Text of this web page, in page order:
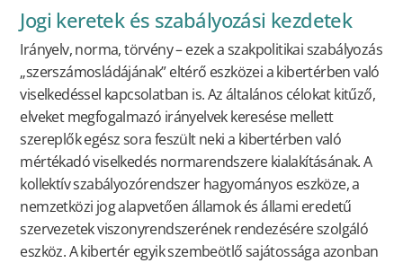
Jogi keretek és szabályozási kezdetek
Irányelv, norma, törvény – ezek a szakpolitikai szabályozás
„szerszámosládájának” eltérő eszközei a kibertérben való
viselkedéssel kapcsolatban is. Az általános célokat kitűző,
elveket megfogalmazó irányelvek keresése mellett
szereplők egész sora feszült neki a kibertérben való
mértékadó viselkedés normarendszere kialakításának. A
kollektív szabályozórendszer hagyományos eszköze, a
nemzetközi jog alapvetően államok és állami eredetű
szervezetek viszonyrendszerének rendezésére szolgáló
eszköz. A kibertér egyik szembeötlő sajátossága azonban